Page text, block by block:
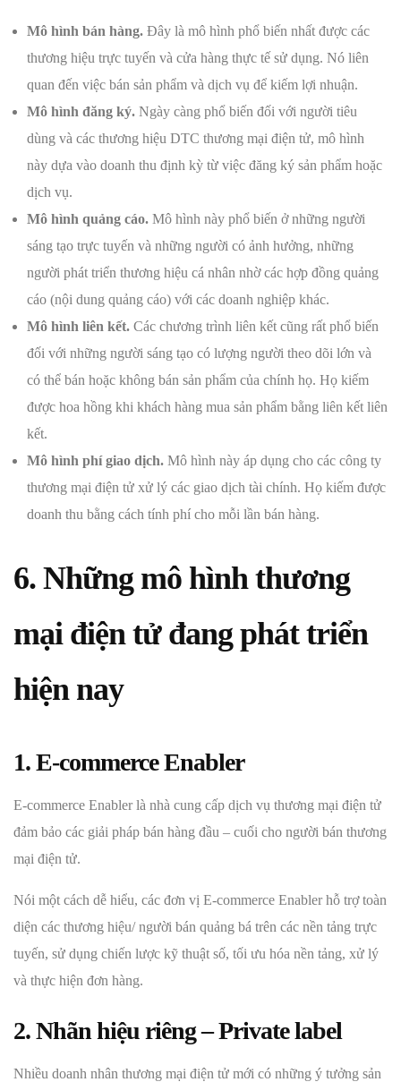
Mô hình bán hàng. Đây là mô hình phổ biến nhất được các
thương hiệu trực tuyến và cửa hàng thực tế sử dụng. Nó liên
quan đến việc bán sản phẩm và dịch vụ để kiếm lợi nhuận.
Mô hình đăng ký. Ngày càng phổ biến đối với người tiêu
dùng và các thương hiệu DTC thương mại điện tử, mô hình
này dựa vào doanh thu định kỳ từ việc đăng ký sản phẩm hoặc
dịch vụ.
Mô hình quảng cáo. Mô hình này phổ biến ở những người
sáng tạo trực tuyến và những người có ảnh hưởng, những
người phát triển thương hiệu cá nhân nhờ các hợp đồng quảng
cáo (nội dung quảng cáo) với các doanh nghiệp khác.
Mô hình liên kết. Các chương trình liên kết cũng rất phổ biến
đối với những người sáng tạo có lượng người theo dõi lớn và
có thể bán hoặc không bán sản phẩm của chính họ. Họ kiếm
được hoa hồng khi khách hàng mua sản phẩm bằng liên kết liên
kết.
Mô hình phí giao dịch. Mô hình này áp dụng cho các công ty
thương mại điện tử xử lý các giao dịch tài chính. Họ kiếm được
doanh thu bằng cách tính phí cho mỗi lần bán hàng.
6. Những mô hình thương
mại điện tử đang phát triển
hiện nay
1. E-commerce Enabler
E-commerce Enabler là nhà cung cấp dịch vụ thương mại điện tử
đảm bảo các giải pháp bán hàng đầu – cuối cho người bán thương
mại điện tử.
Nói một cách dễ hiểu, các đơn vị E-commerce Enabler hỗ trợ toàn
diện các thương hiệu/ người bán quảng bá trên các nền tảng trực
tuyến, sử dụng chiến lược kỹ thuật số, tối ưu hóa nền tảng, xử lý
và thực hiện đơn hàng.
2. Nhãn hiệu riêng – Private label
Nhiều doanh nhân thương mại điện tử mới có những ý tưởng sản